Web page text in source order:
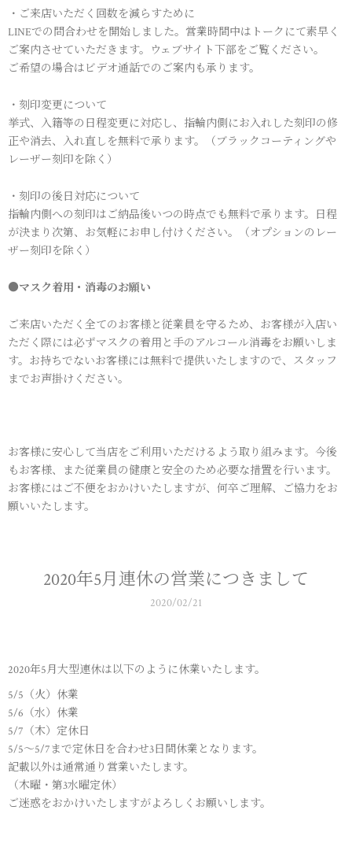
・ご来店いただく回数を減らすために
LINEでの問合わせを開始しました。営業時間中はトークにて素早く
ご案内させていただきます。ウェブサイト下部をご覧ください。
ご希望の場合はビデオ通話でのご案内も承ります。
・刻印変更について
挙式、入籍等の日程変更に対応し、指輪内側にお入れした刻印の修
正や消去、入れ直しを無料で承ります。（ブラックコーティングや
レーザー刻印を除く）
・刻印の後日対応について
指輪内側への刻印はご納品後いつの時点でも無料で承ります。日程
が決まり次第、お気軽にお申し付けください。（オプションのレー
ザー刻印を除く）
●マスク着用・消毒のお願い
ご来店いただく全てのお客様と従業員を守るため、お客様が入店い
ただく際には必ずマスクの着用と手のアルコール消毒をお願いしま
す。お持ちでないお客様には無料で提供いたしますので、スタッフ
までお声掛けください。
お客様に安心して当店をご利用いただけるよう取り組みます。今後
もお客様、また従業員の健康と安全のため必要な措置を行います。
お客様にはご不便をおかけいたしますが、何卒ご理解、ご協力をお
願いいたします。
2020年5月連休の営業につきまして
2020/02/21
2020年5月大型連休は以下のように休業いたします。
5/5（火）休業
5/6（水）休業
5/7（木）定休日
5/5〜5/7まで定休日を合わせ3日間休業となります。
記載以外は通常通り営業いたします。
（木曜・第3水曜定休）
ご迷惑をおかけいたしますがよろしくお願いします。